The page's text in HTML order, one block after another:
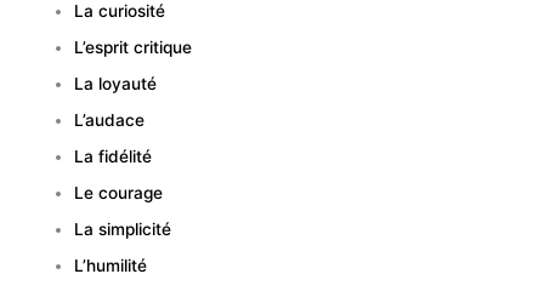
La curiosité
L’esprit critique
La loyauté
L’audace
La fidélité
Le courage
La simplicité
L’humilité